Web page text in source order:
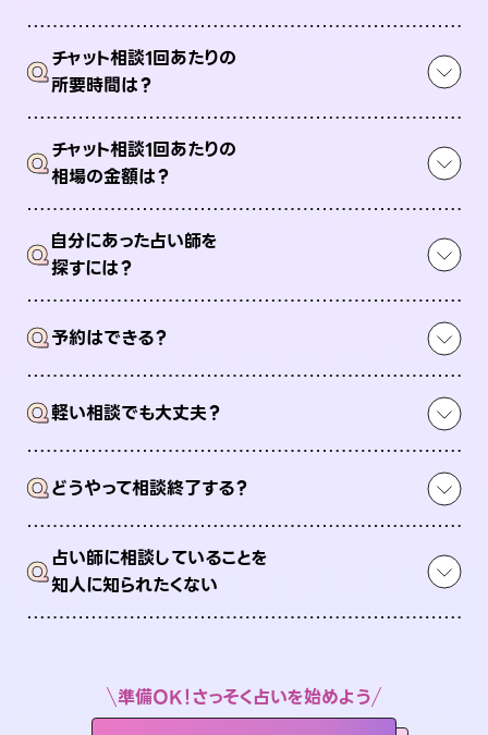
Qチャット相談1回あたりの
所要時間は？
Qチャット相談1回あたりの
相場の金額は？
Q自分にあった占い師を
探すには？
Q予約はできる？
Q軽い相談でも大丈夫？
Qどうやって相談終了する？
Q占い師に相談していることを
知人に知られたくない
準備OK！さっそく占いを始めよう